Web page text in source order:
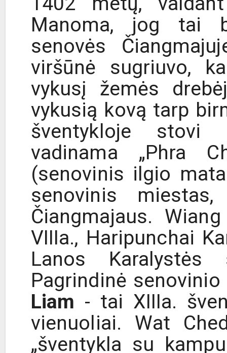
Manoma, jog tai
senovės
viršūnė sugriuvo,
vykusį žemės
vykusią kovą tarp
šventykloje stovi
vadinama „Phra
(senovinis ilgio
senovinis
Čiangmajaus.
VIIIa., Haripunchai
Lanos
Pagrindinė
Liam - tai XIIIa.
vienuoliai. Wat
„šventykla su